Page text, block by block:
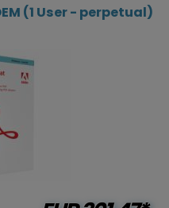
(1 User - perpetual)